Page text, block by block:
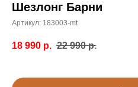
Шезлонг Барни
Артикул: 183003-mt
18 990 р. 22 990 р.